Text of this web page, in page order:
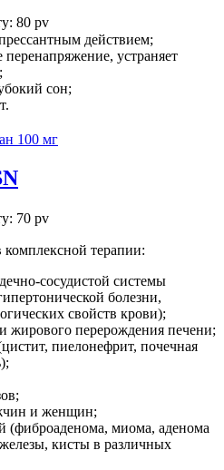
80 pv
действием;
перенапряжение, устраняет
сон;
70 pv
терапии:
сосудистой системы
болезни,
свойств крови);
жирового перерождения печени;
пиелонефрит, почечная
и женщин;
(фиброаденома, миома, аденома
кисты в различных